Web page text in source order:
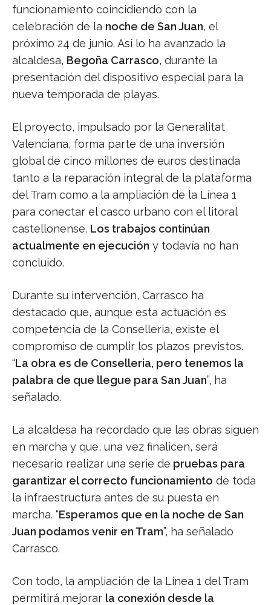
funcionamiento coincidiendo con la
celebración de la noche de San Juan, el
próximo 24 de junio. Así lo ha avanzado la
alcaldesa, Begoña Carrasco, durante la
presentación del dispositivo especial para la
nueva temporada de playas.
El proyecto, impulsado por la Generalitat
Valenciana, forma parte de una inversión
global de cinco millones de euros destinada
tanto a la reparación integral de la plataforma
del Tram como a la ampliación de la Línea 1
para conectar el casco urbano con el litoral
castellonense. Los trabajos continúan
actualmente en ejecución y todavía no han
concluido.
Durante su intervención, Carrasco ha
destacado que, aunque esta actuación es
competencia de la Conselleria, existe el
compromiso de cumplir los plazos previstos.
“La obra es de Conselleria, pero tenemos la
palabra de que llegue para San Juan”, ha
señalado.
La alcaldesa ha recordado que las obras siguen
en marcha y que, una vez finalicen, será
necesario realizar una serie de pruebas para
garantizar el correcto funcionamiento de toda
la infraestructura antes de su puesta en
marcha. “Esperamos que en la noche de San
Juan podamos venir en Tram”, ha señalado
Carrasco.
Con todo, la ampliación de la Línea 1 del Tram
permitirá mejorar la conexión desde la